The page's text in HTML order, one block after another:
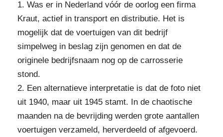
1. Was er in Nederland vóór de oorlog een firma
Kraut, actief in transport en distributie. Het is
mogelijk dat de voertuigen van dit bedrijf
simpelweg in beslag zijn genomen en dat de
originele bedrijfsnaam nog op de carrosserie
stond.
2. Een alternatieve interpretatie is dat de foto niet
uit 1940, maar uit 1945 stamt. In de chaotische
maanden na de bevrijding werden grote aantallen
voertuigen verzameld, herverdeeld of afgevoerd.